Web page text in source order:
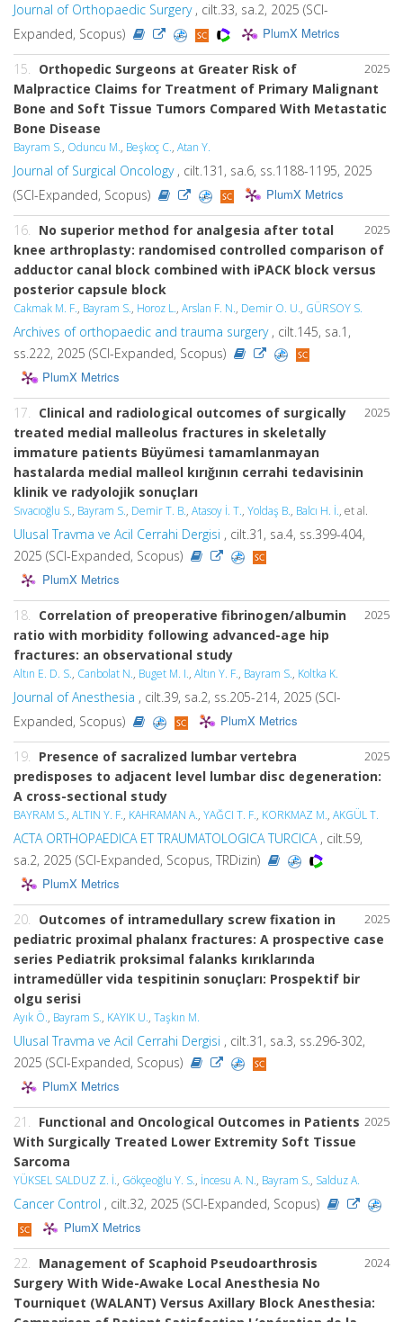
Journal of Orthopaedic Surgery, cilt.33, sa.2, 2025 (SCI-
Expanded, Scopus)
PlumX Metrics
2025
15. Orthopedic Surgeons at Greater Risk of
Malpractice Claims for Treatment of Primary Malignant
Bone and Soft Tissue Tumors Compared With Metastatic
Bone Disease
Bayram S., Oduncu M., Beşkoç C., Atan Y.
Journal of Surgical Oncology, cilt.131, sa.6, ss.1188-1195, 2025
(SCI-Expanded, Scopus)
PlumX Metrics
2025
16. No superior method for analgesia after total
knee arthroplasty: randomised controlled comparison of
adductor canal block combined with iPACK block versus
posterior capsule block
Cakmak M. F., Bayram S., Horoz L., Arslan F. N., Demir O. U., GÜRSOY S.
Archives of orthopaedic and trauma surgery, cilt.145, sa.1,
ss.222, 2025 (SCI-Expanded, Scopus)
PlumX Metrics
2025
17. Clinical and radiological outcomes of surgically
treated medial malleolus fractures in skeletally
immature patients Büyümesi tamamlanmayan
hastalarda medial malleol kırığının cerrahi tedavisinin
klinik ve radyolojik sonuçları
Sıvacıoğlu S., Bayram S., Demir T. B., Atasoy İ. T., Yoldaş B., Balcı H. İ., et al.
Ulusal Travma ve Acil Cerrahi Dergisi , cilt.31, sa.4, ss.399-404,
2025 (SCI-Expanded, Scopus)
PlumX Metrics
2025
18. Correlation of preoperative fibrinogen/albumin
ratio with morbidity following advanced-age hip
fractures: an observational study
Altın E. D. S., Canbolat N., Buget M. I., Altın Y. F., Bayram S., Koltka K.
Journal of Anesthesia , cilt.39, sa.2, ss.205-214, 2025 (SCI-
Expanded, Scopus)
PlumX Metrics
2025
19. Presence of sacralized lumbar vertebra
predisposes to adjacent level lumbar disc degeneration:
A cross-sectional study
BAYRAM S., ALTIN Y. F., KAHRAMAN A., YAĞCI T. F., KORKMAZ M., AKGÜL T.
ACTA ORTHOPAEDICA ET TRAUMATOLOGICA TURCICA, cilt.59,
sa.2, 2025 (SCI-Expanded, Scopus, TRDizin)
PlumX Metrics
2025
20. Outcomes of intramedullary screw fixation in
pediatric proximal phalanx fractures: A prospective case
series Pediatrik proksimal falanks kırıklarında
intramedüller vida tespitinin sonuçları: Prospektif bir
olgu serisi
Ayık Ö., Bayram S., KAYIK U., Taşkın M.
Ulusal Travma ve Acil Cerrahi Dergisi , cilt.31, sa.3, ss.296-302,
2025 (SCI-Expanded, Scopus)
PlumX Metrics
2025
21. Functional and Oncological Outcomes in Patients
With Surgically Treated Lower Extremity Soft Tissue
Sarcoma
YÜKSEL SALDUZ Z. İ., Gökçeoğlu Y. S., İncesu A. N., Bayram S., Salduz A.
Cancer Control , cilt.32, 2025 (SCI-Expanded, Scopus)
PlumX Metrics
2024
22. Management of Scaphoid Pseudoarthrosis
Surgery With Wide-Awake Local Anesthesia No
Tourniquet (WALANT) Versus Axillary Block Anesthesia: